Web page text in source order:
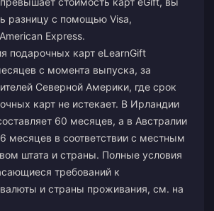
разницу с помощью Visa,
Express.
подарочных карт eLearnGift
с момента выпуска, за
Северной Америки, где срок
карт не истекает. В Ирландии
60 месяцев, а в Австралии
месяцев в соответствии с местным
штата и страны. Полные условия
требований к
и страны проживания, см. на